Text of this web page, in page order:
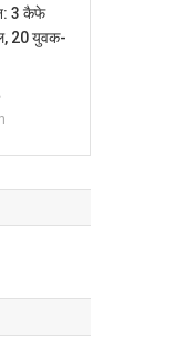
3 कैफे
20 युवक-